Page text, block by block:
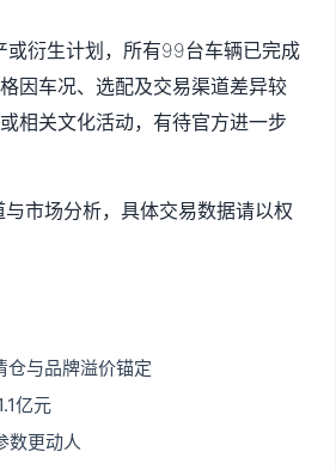
衍生计划，所有99台车辆已完成
因车况、选配及交易渠道差异较
相关文化活动，有待官方进一步
市场分析，具体交易数据请以权
与品牌溢价锚定
亿元
数更动人